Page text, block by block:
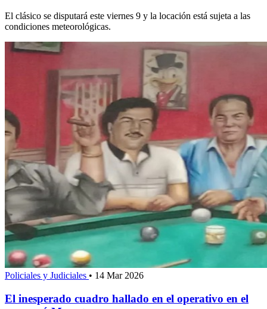
El clásico se disputará este viernes 9 y la locación está sujeta a las
condiciones meteorológicas.
Policiales y Judiciales • 14 Mar 2026
El inesperado cuadro hallado en el operativo en el